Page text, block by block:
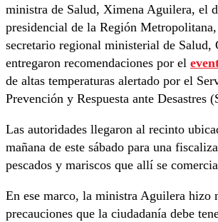
ministra de Salud, Ximena Aguilera, el
presidencial de la Región
secretario regional ministerial de Salud,
entregaron recomendaciones por el
de altas temperaturas alertado por el
Prevención y Respuesta ante Desastres
Las autoridades llegaron al recinto
mañana de este sábado para una
pescados y mariscos que allí se
En ese marco, la ministra Aguilera hizo
precauciones que la ciudadanía debe